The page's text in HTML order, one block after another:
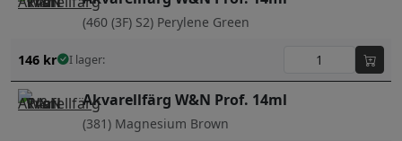
(460 (3F) S2) Perylene Green
146 kr I lager:
Akvarellfärg W&N Prof. 14ml
(381) Magnesium Brown